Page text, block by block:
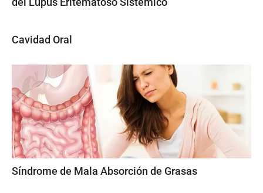
Cavidad Oral
Síndrome de Mala Absorción de Grasas